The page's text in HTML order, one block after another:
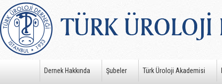
Dernek Hakkında Şubeler Türk Üroloji Akademisi